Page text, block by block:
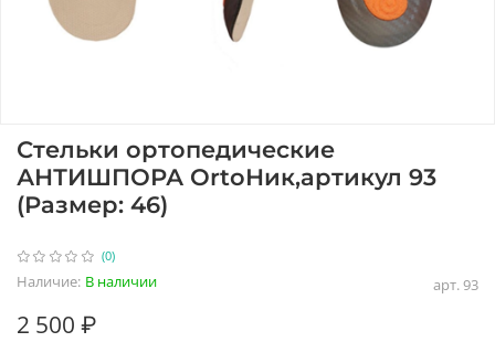
(0)
арт.93
Наличие: В наличии
Стельки ортопедические
АНТИШПОРА OrtoНик,артикул 93
(Размер: 46)
2 500 ₽